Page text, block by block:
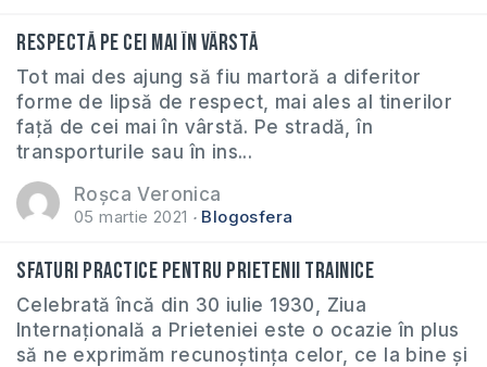
Respectă pe cei mai în vârstă
Tot mai des ajung să fiu martoră a diferitor
forme de lipsă de respect, mai ales al tinerilor
față de cei mai în vârstă. Pe stradă, în
transporturile sau în ins...
Roșca Veronica
05 martie 2021 Blogosfera
Sfaturi practice pentru prietenii trainice
Celebrată încă din 30 iulie 1930, Ziua
Internațională a Prieteniei este o ocazie în plus
să ne exprimăm recunoștința celor, ce la bine și